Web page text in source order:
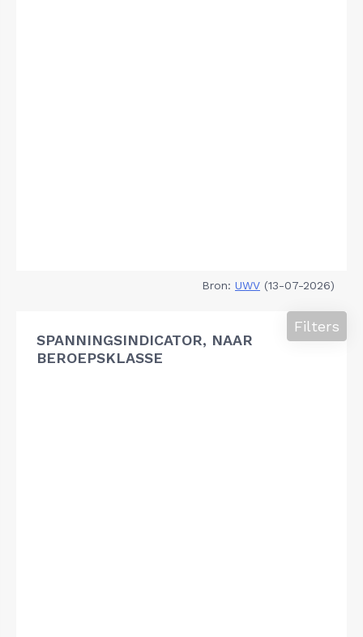
Bron: UWV (13-07-2026)
SPANNINGSINDICATOR, NAAR
BEROEPSKLASSE
Filters